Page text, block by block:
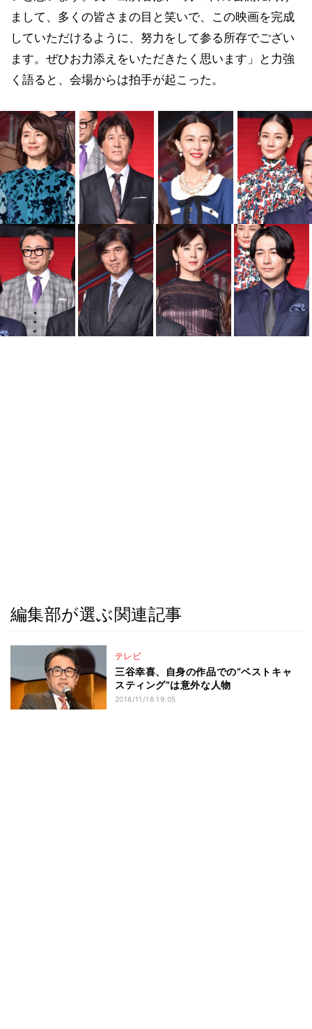
まして、多くの皆さまの目と笑いで、この映画を完成
していただけるように、努力をして参る所存でござい
ます。ぜひお力添えをいただきたく思います」と力強
く語ると、会場からは拍手が起こった。
編集部が選ぶ関連記事
テレビ
三谷幸喜、自身の作品での“ベストキャ
スティング”は意外な人物
2018/11/16 19:05